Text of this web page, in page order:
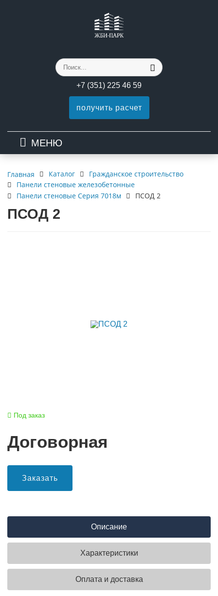
+7 (351) 225 46 59
получить расчет
МЕНЮ
Главная Каталог
Гражданское строительство
Панели стеновые железобетонные
Панели стеновые Серия 7018м
ПСОД 2
ПСОД 2
Под заказ
Договорная
Заказать
Описание
Характеристики
Оплата и доставка